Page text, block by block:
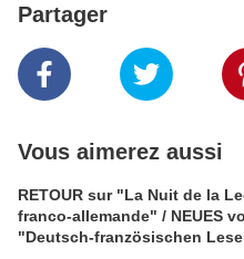
Partager
Vous aimerez aussi
RETOUR sur "La Nuit de la
franco-allemande" / NEUES
"Deutsch-französischen